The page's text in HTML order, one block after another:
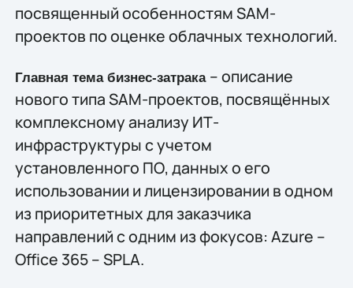
посвященный особенностям SAM-
проектов по оценке облачных технологий.
Главная тема бизнес-затрака – описание
нового типа SAM-проектов, посвящённых
комплексному анализу ИТ-
инфраструктуры с учетом
установленного ПО, данных о его
использовании и лицензировании в одном
из приоритетных для заказчика
направлений с одним из фокусов: Azure –
Office 365 – SPLA.